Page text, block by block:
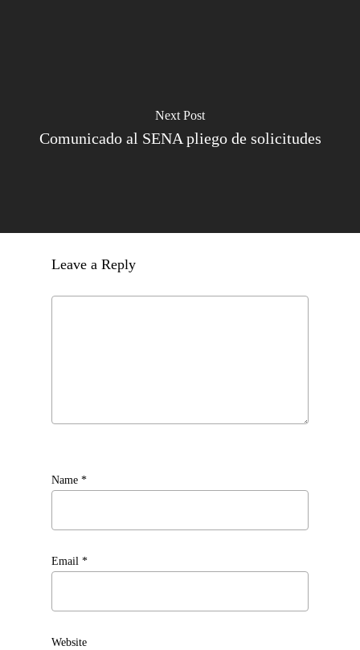
Next Post
Comunicado al SENA pliego de solicitudes
Leave a Reply
Name *
Email *
Website